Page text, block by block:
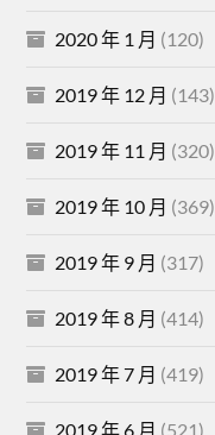
2020 年 1 月 (120)
2019 年 12 月 (143)
2019 年 11 月 (320)
2019 年 10 月 (369)
2019 年 9 月 (317)
2019 年 8 月 (414)
2019 年 7 月 (419)
2019 年 6 月 (521)